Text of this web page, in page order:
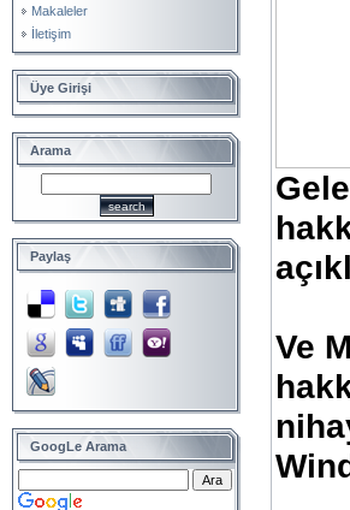
Makaleler
İletişim
Üye Girişi
Arama
Paylaş
GoogLe Arama
Ve